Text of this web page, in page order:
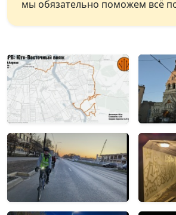
мы обязательно поможем всё